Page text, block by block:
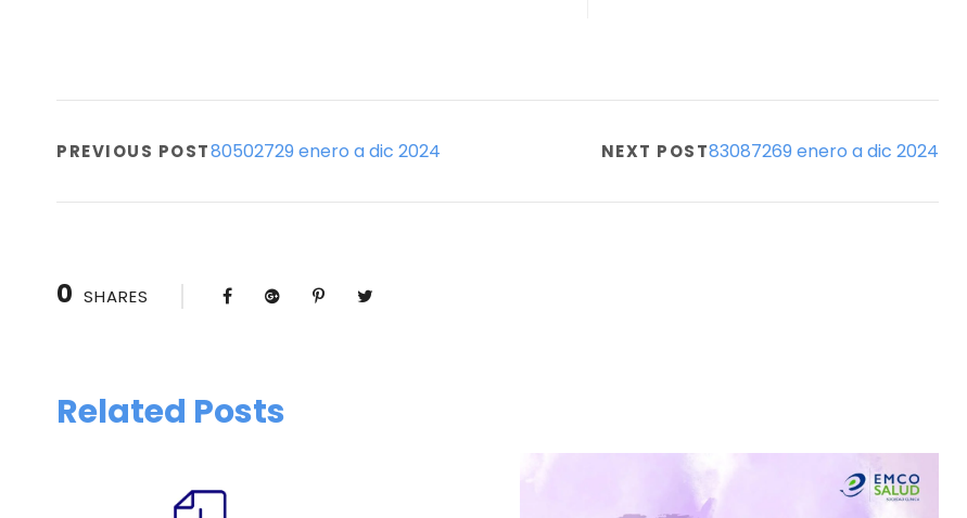
PREVIOUS POST80502729 enero a dic 2024 NEXT POST83087269 enero a dic 2024
0 SHARES
Related Posts